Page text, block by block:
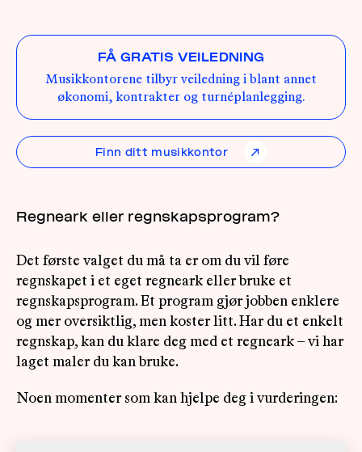
FÅ GRATIS VEILEDNING
Musikkontorene tilbyr veiledning i blant annet
økonomi, kontrakter og turnéplanlegging.
Finn ditt musikkontor ↗
Regneark eller regnskapsprogram?
Det første valget du må ta er om du vil føre
regnskapet i et eget regneark eller bruke et
regnskapsprogram. Et program gjør jobben enklere
og mer oversiktlig, men koster litt. Har du et enkelt
regnskap, kan du klare deg med et regneark – vi har
laget maler du kan bruke.
Noen momenter som kan hjelpe deg i vurderingen: